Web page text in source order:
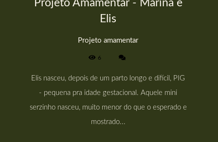
Projeto Amamentar - Marina e
Elis
Projeto amamentar
6
Elis nasceu, depois de um parto longo e difícil, PIG
- pequena pra idade gestacional. Aquele mini
serzinho nasceu, muito menor do que o esperado e
mostrado...